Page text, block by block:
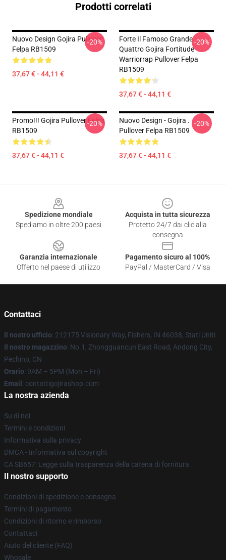
Prodotti correlati
Nuovo Design Gojira Pullover
Felpa RB1509
37,67 € - 44,11 €
-20%
Forte Il Famoso Grande
Quattro Gojira Fortitude
Warriorrap Pullover Felpa
RB1509
37,67 € - 44,11 €
-20%
Promo!!! Gojira Pullover Felpa
RB1509
37,67 € - 44,11 €
-20%
Nuovo Design - Gojira .
Pullover Felpa RB1509
37,67 € - 44,11 €
-20%
Spedizione mondiale
Spediamo in oltre 200 paesi
Acquista in tutta sicurezza
Protetto 24/7 dai clic alla
consegna
Garanzia internazionale
Offerto nel paese di utilizzo
Pagamento sicuro al 100%
PayPal / MasterCard / Visa
Contattaci
Il nostro ufficio: 212175 Visionary Way, Fishers, IN 46038, Stati Uniti
Il nostro magazzino: No.1, Zhongguancun East Road, Andong City,
Pechino, CN
Orario: 9AM – 5PM (Mon – Fri)
Email : contattigojirashop.com
La nostra azienda
Su di noi
Termini e condizioni
Informativa sulla privacy
DMCA - Informativa sul copyright
CA SB657: Legge sulla trasparenza della catena di fornitura
Il nostro supporto
Condizioni di spedizione e consegna
Termini di pagamento
Condizioni di ritorno e rimborso
Contattaci
Aiuto del cliente (FAQ)
Whosale